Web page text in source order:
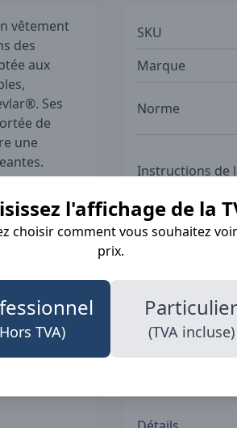
l'affichage de la
choisir comment vous souhaitez
prix.
TVA)
Particulier
(TVA incluse)
vêtement
des
aux
Ses
de
une
normes de
protection
de sa
ce soit
est la
SKU
Marque
Norme
Instructions de
Professions
Poches